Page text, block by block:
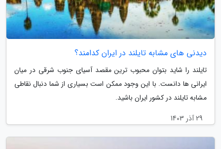
دیدنی های مشابه تایلند در ایران کدامند؟
تایلند را شاید بتوان محبوب ترین مقصد آسیای جنوب شرقی در میان
ایرانی ها دانست. با این وجود ممکن است بسیاری از شما دنبال نقاطی
مشابه تایلند در کشور ایران باشید.
29 آذر 1403